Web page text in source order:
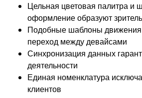
Цельная цветовая палитра и
оформление образуют
Подобные шаблоны движения
переход между девайсами
Синхронизация данных
деятельности
Единая номенклатура
клиентов